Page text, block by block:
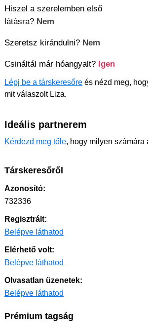
Hiszel a szerelemben első
látásra? Nem
Szeretsz kirándulni? Nem
Csináltál már hóangyalt? Igen
Lépj be a társkeresőre és nézd meg,
mit válaszolt Liza.
Ideális partnerem
Kérdezd meg tőle, hogy milyen számára
Társkeresőről
Azonosító:
732336
Regisztrált:
Belépve láthatod
Elérhető volt:
Belépve láthatod
Olvasatlan üzenetek:
Belépve láthatod
Prémium tagság